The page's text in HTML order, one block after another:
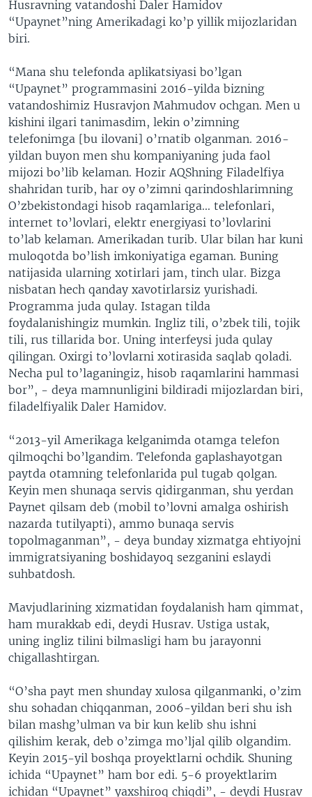
Husravning vatandoshi Daler Hamidov
“Upaynet”ning Amerikadagi ko’p yillik mijozlaridan
biri.
“Mana shu telefonda aplikatsiyasi bo’lgan
“Upaynet” programmasini 2016-yilda bizning
vatandoshimiz Husravjon Mahmudov ochgan. Men u
kishini ilgari tanimasdim, lekin o’zimning
telefonimga [bu ilovani] o’rnatib olganman. 2016-
yildan buyon men shu kompaniyaning juda faol
mijozi bo’lib kelaman. Hozir AQShning Filadelfiya
shahridan turib, har oy o’zimni qarindoshlarimning
O’zbekistondagi hisob raqamlariga... telefonlari,
internet to’lovlari, elektr energiyasi to’lovlarini
to’lab kelaman. Amerikadan turib. Ular bilan har kuni
muloqotda bo’lish imkoniyatiga egaman. Buning
natijasida ularning xotirlari jam, tinch ular. Bizga
nisbatan hech qanday xavotirlarsiz yurishadi.
Programma juda qulay. Istagan tilda
foydalanishingiz mumkin. Ingliz tili, o’zbek tili, tojik
tili, rus tillarida bor. Uning interfeysi juda qulay
qilingan. Oxirgi to’lovlarni xotirasida saqlab qoladi.
Necha pul to’laganingiz, hisob raqamlarini hammasi
bor”, - deya mamnunligini bildiradi mijozlardan biri,
filadelfiyalik Daler Hamidov.
“2013-yil Amerikaga kelganimda otamga telefon
qilmoqchi bo’lgandim. Telefonda gaplashayotgan
paytda otamning telefonlarida pul tugab qolgan.
Keyin men shunaqa servis qidirganman, shu yerdan
Paynet qilsam deb (mobil to’lovni amalga oshirish
nazarda tutilyapti), ammo bunaqa servis
topolmaganman”, - deya bunday xizmatga ehtiyojni
immigratsiyaning boshidayoq sezganini eslaydi
suhbatdosh.
Mavjudlarining xizmatidan foydalanish ham qimmat,
ham murakkab edi, deydi Husrav. Ustiga ustak,
uning ingliz tilini bilmasligi ham bu jarayonni
chigallashtirgan.
“O’sha payt men shunday xulosa qilganmanki, o’zim
shu sohadan chiqqanman, 2006-yildan beri shu ish
bilan mashg’ulman va bir kun kelib shu ishni
qilishim kerak, deb o’zimga mo’ljal qilib olgandim.
Keyin 2015-yil boshqa proyektlarni ochdik. Shuning
ichida “Upaynet” ham bor edi. 5-6 proyektlarim
ichidan “Upaynet” yaxshiroq chiqdi”, - deydi Husrav